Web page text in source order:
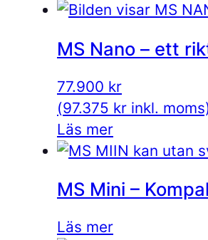
MS Nano – ett
77.900 kr
(97.375 kr inkl.
Läs mer
MS Mini –
Läs mer